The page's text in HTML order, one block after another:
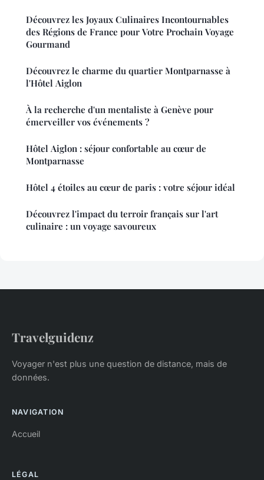
Découvrez les Joyaux Culinaires Incontournables
des Régions de France pour Votre Prochain Voyage
Gourmand
Découvrez le charme du quartier Montparnasse à
l'Hôtel Aiglon
À la recherche d'un mentaliste à Genève pour
émerveiller vos événements ?
Hôtel Aiglon : séjour confortable au cœur de
Montparnasse
Hôtel 4 étoiles au cœur de paris : votre séjour idéal
Découvrez l'impact du terroir français sur l'art
culinaire : un voyage savoureux
Travelguidenz
Voyager n'est plus une question de distance, mais de
données.
NAVIGATION
Accueil
LÉGAL